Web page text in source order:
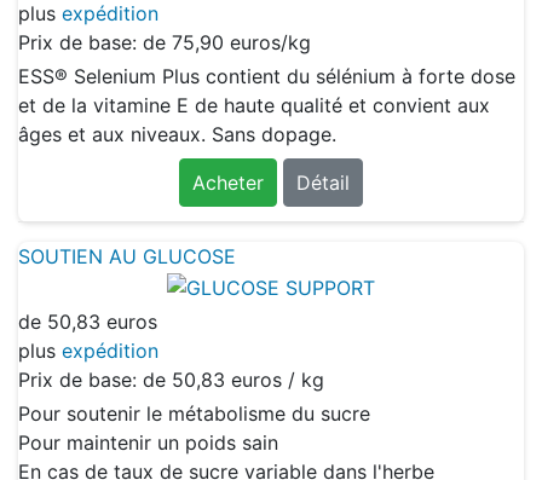
plus expédition
Prix de base: de 75,90 euros/kg
ESS® Selenium Plus contient du sélénium à forte dose
et de la vitamine E de haute qualité et convient aux
âges et aux niveaux. Sans dopage.
Acheter
Détail
SOUTIEN AU GLUCOSE
de 50,83 euros
plus expédition
Prix de base: de 50,83 euros / kg
Pour soutenir le métabolisme du sucre
Pour maintenir un poids sain
En cas de taux de sucre variable dans l'herbe